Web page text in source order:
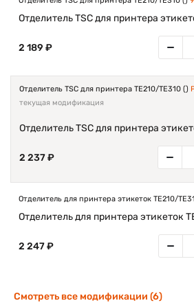
Отделитель TSC для принтера
2 189 ₽
Отделитель TSC для принтера TE210/TE310 ()
текущая модификация
Отделитель TSC для принтера
2 237 ₽
Отделитель для принтера этикеток TE210/
Отделитель для принтера этикеток
2 247 ₽
Смотреть все модификации (6)